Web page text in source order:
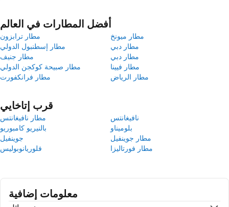
أفضل المطارات في العالم
مطار ترابزون
مطار ميونخ
مطار إسطنبول الدولي
مطار دبي
مطار جنيف
مطار دبي
مطار صبيحة كوكجن الدولي
مطار فيينا
مطار فرانكفورت
مطار الرياض
قرب إتاخايي
مطار نافيغانتس
نافيغانتس
بالنيريو كامبوريو
بلوميناو
جوينفيل
مطار جوينفيل
فلوريانوبوليس
مطار فورتاليزا
معلومات إضافية